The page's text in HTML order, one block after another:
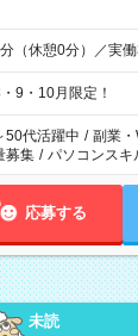
（休憩0分）／実
・10月限定！
50代活躍中 / 副業
募集 / パソコンスキ
応募する
未読